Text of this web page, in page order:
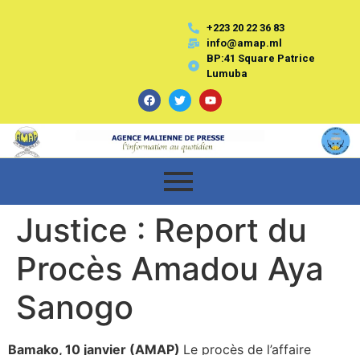
+223 20 22 36 83
info@amap.ml
BP:41 Square Patrice
Lumuba
Justice : Report du
Procès Amadou Aya
Sanogo
Bamako, 10 janvier (AMAP) Le procès de l’affaire